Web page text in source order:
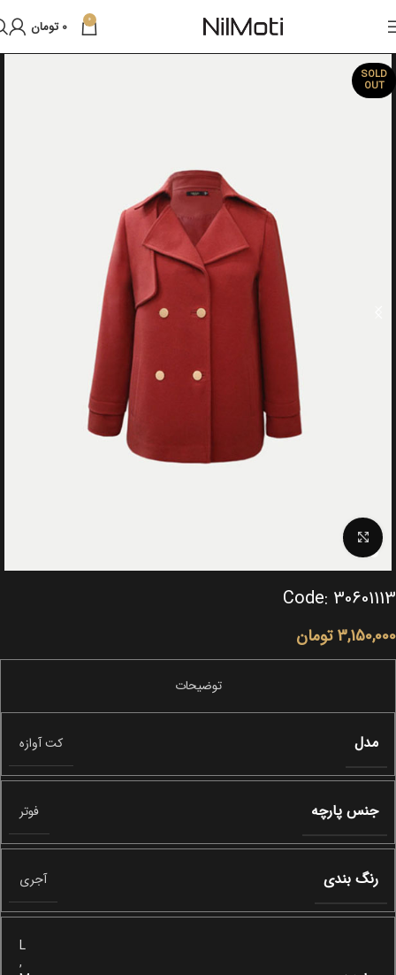
0
0 تومان
SOLD
OUT
Click to enlarge
Code: 30601113
3,150,000 تومان
مدل کت آوازه
جنس پارچه فوتر
رنگ بندی آجری
L
,